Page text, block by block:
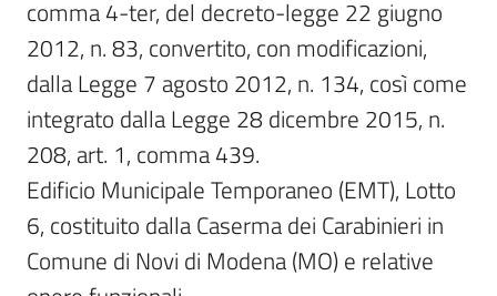
comma 4-ter, del decreto-legge 22 giugno
2012, n. 83, convertito, con modificazioni,
dalla Legge 7 agosto 2012, n. 134, così come
integrato dalla Legge 28 dicembre 2015, n.
208, art. 1, comma 439.
Edificio Municipale Temporaneo (EMT), Lotto
6, costituito dalla Caserma dei Carabinieri in
Comune di Novi di Modena (MO) e relative